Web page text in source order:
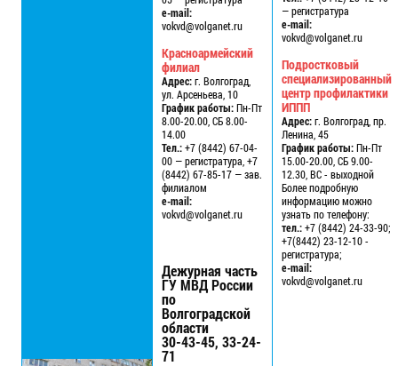
e-mail:
vokvd@volganet.ru
Красноармейский
филиал
Адрес:г. Волгоград,
ул. Арсеньева, 10
График работы:Пн-Пт
8.00-20.00, СБ 8.00-
14.00
Тел.:+7 (8442) 67-04-
00 — регистратура, +7
(8442) 67-85-17 — зав.
филиалом
e-mail:
vokvd@volganet.ru
Дежурная часть
ГУ МВД России
по
Волгоградской
области
30-43-45, 33-24-
71
— регистратура
e-mail:
vokvd@volganet.ru
Подростковый
специализированный
центр профилактики
ИППП
Адрес:г. Волгоград, пр.
Ленина, 45
График работы:Пн-Пт
15.00-20.00, СБ 9.00-
12.30, ВС - выходной
Более подробную
информацию можно
узнать по телефону:
тел.:+7 (8442) 24-33-90;
+7(8442) 23-12-10 -
регистратура;
e-mail:
vokvd@volganet.ru